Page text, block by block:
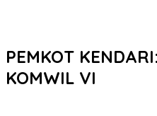
PEMKOT
KOMWIL VI